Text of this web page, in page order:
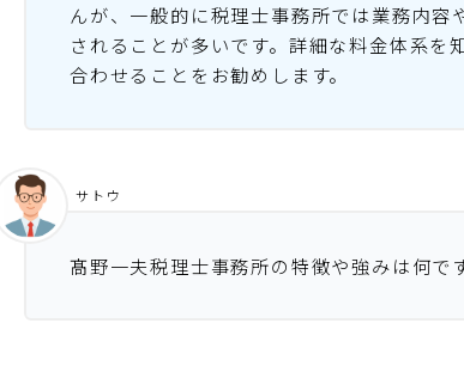
んが、一般的に税理士事務所では業務内
されることが多いです。詳細な料金体系を
合わせることをお勧めします。
髙野一夫税理士事務所の特徴や強みは何で
サトウ